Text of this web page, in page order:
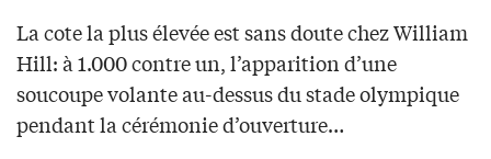
La cote la plus élevée est sans doute chez William
Hill: à 1.000 contre un, l’apparition d’une
soucoupe volante au-dessus du stade olympique
pendant la cérémonie d’ouverture…